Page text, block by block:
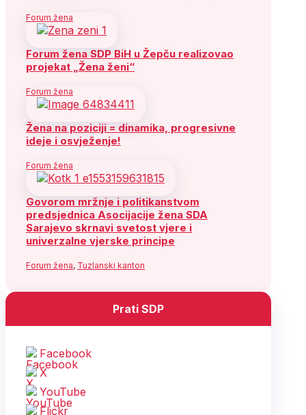
Forum žena
Forum žena SDP BiH u Žepču realizovao
projekat „Žena ženi“
Forum žena
Žena na poziciji = dinamika, progresivne
ideje i osvježenje!
Forum žena
Govorom mržnje i politikanstvom
predsjednica Asocijacije žena SDA
Sarajevo skrnavi svetost vjere i
univerzalne vjerske principe
Forum žena, Tuzlanski kanton
Prati SDP
Facebook
X
YouTube
Flickr